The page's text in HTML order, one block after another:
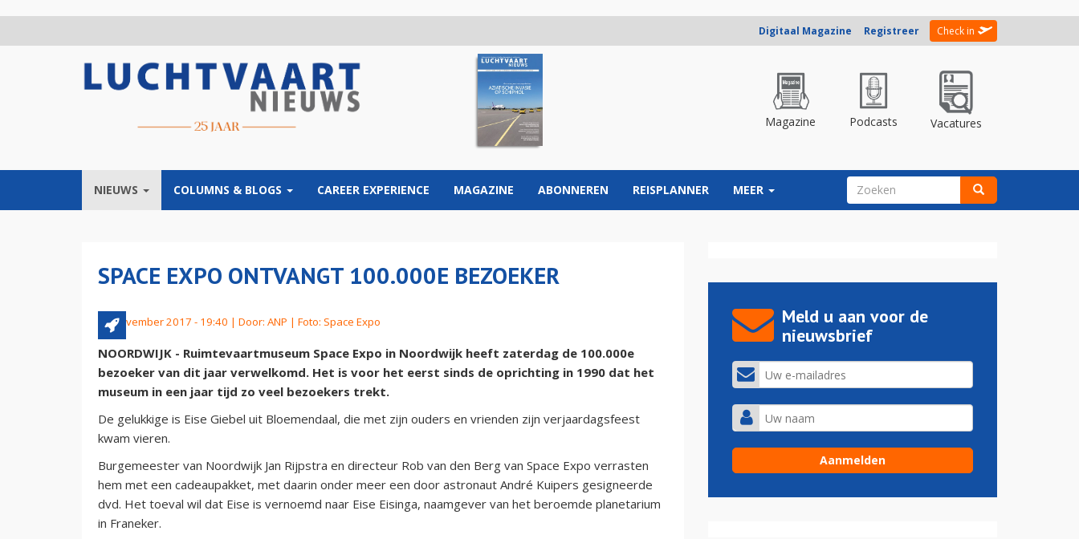
Digitaal Magazine Registreer Check in
Magazine Podcasts Vacatures
NIEUWS COLUMNS & BLOGS CAREER EXPERIENCE MAGAZINE ABONNEREN REISPLANNER MEER ZOEKVELD
SPACE EXPO ONTVANGT 100.000E BEZOEKER
25 november 2017 - 19:40 | Door: ANP | Foto: Space Expo
NOORDWIJK - Ruimtevaartmuseum Space Expo in Noordwijk heeft zaterdag de 100.000e
bezoeker van dit jaar verwelkomd. Het is voor het eerst sinds de oprichting in 1990 dat het
museum in een jaar tijd zo veel bezoekers trekt.
De gelukkige is Eise Giebel uit Bloemendaal, die met zijn ouders en vrienden zijn verjaardagsfeest
kwam vieren.
Burgemeester van Noordwijk Jan Rijpstra en directeur Rob van den Berg van Space Expo verrasten
hem met een cadeaupakket, met daarin onder meer een door astronaut André Kuipers gesigneerde
dvd. Het toeval wil dat Eise is vernoemd naar Eise Eisinga, naamgever van het beroemde planetarium
in Franeker.
Meld u aan voor de
nieuwsbrief